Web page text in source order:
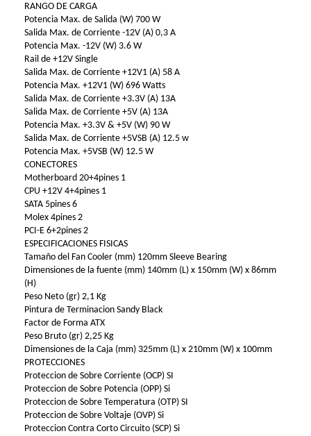
RANGO DE CARGA
Potencia Max. de Salida (W) 700 W
Salida Max. de Corriente -12V (A) 0,3 A
Potencia Max. -12V (W) 3.6 W
Rail de +12V Single
Salida Max. de Corriente +12V1 (A) 58 A
Potencia Max. +12V1 (W) 696 Watts
Salida Max. de Corriente +3.3V (A) 13A
Salida Max. de Corriente +5V (A) 13A
Potencia Max. +3.3V & +5V (W) 90 W
Salida Max. de Corriente +5VSB (A) 12.5 w
Potencia Max. +5VSB (W) 12.5 W
CONECTORES
Motherboard 20+4pines 1
CPU +12V 4+4pines 1
SATA 5pines 6
Molex 4pines 2
PCI-E 6+2pines 2
ESPECIFICACIONES FISICAS
Tamaño del Fan Cooler (mm) 120mm Sleeve Bearing
Dimensiones de la fuente (mm) 140mm (L) x 150mm (W) x 86mm
(H)
Peso Neto (gr) 2,1 Kg
Pintura de Terminacion Sandy Black
Factor de Forma ATX
Peso Bruto (gr) 2,25 Kg
Dimensiones de la Caja (mm) 325mm (L) x 210mm (W) x 100mm
PROTECCIONES
Proteccion de Sobre Corriente (OCP) SI
Proteccion de Sobre Potencia (OPP) Si
Proteccion de Sobre Temperatura (OTP) SI
Proteccion de Sobre Voltaje (OVP) Si
Proteccion Contra Corto Circuito (SCP) Si